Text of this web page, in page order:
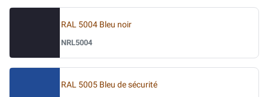
RAL 5004 Bleu noir
NRL5004
RAL 5005 Bleu de sécurité